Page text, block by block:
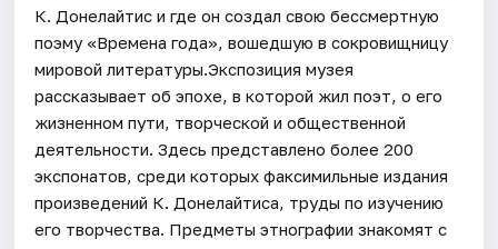
К. Донелайтис и где он создал свою бессмертную
поэму «Времена года», вошедшую в сокровищницу
мировой литературы.Экспозиция музея
рассказывает об эпохе, в которой жил поэт, о его
жизненном пути, творческой и общественной
деятельности. Здесь представлено более 200
экспонатов, среди которых факсимильные издания
произведений К. Донелайтиса, труды по изучению
его творчества. Предметы этнографии знакомят с